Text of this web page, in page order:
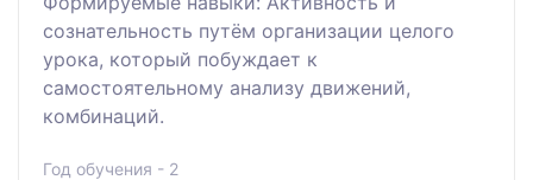
сознательность путём организации целого
урока, который побуждает к
самостоятельному анализу движений,
комбинаций.
Год обучения - 2